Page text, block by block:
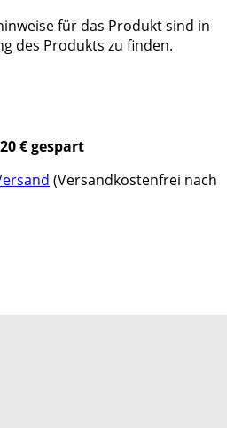
für das Produkt sind in
des Produkts zu finden.
€ gespart
(Versandkostenfrei nach